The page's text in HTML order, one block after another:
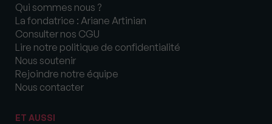
Qui sommes nous ?
La fondatrice : Ariane Artinian
Consulter nos CGU
Lire notre politique de confidentialité
Nous soutenir
Rejoindre notre équipe
Nous contacter
ET AUSSI